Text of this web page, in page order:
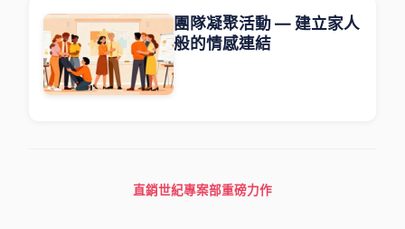
團隊凝聚活動 — 建立家人
般的情感連結
直銷世紀專案部重磅力作